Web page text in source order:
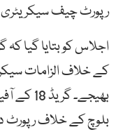
رپورٹ چیف سیکریٹری کو دسمبر
بھیجے۔
بلوچ کے خلاف رپورٹ دسمبر 2019 میں